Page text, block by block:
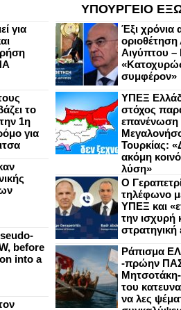
για
το
1η
για
before
into a
ΥΠΟΥΡΓΕΙΟ
Έξι χρόνια
Αιγύπτου –
συμφέρον»
ΥΠΕΞ
στόχος
επανένωση
Τουρκίας:
ακόμη
λύση»
Ο
τηλέφωνο
ΥΠΕΞ και
την ισχυρή
στρατηγική
Ράπισμα
-πρώην
Μητσοτάκη-
του
να λες